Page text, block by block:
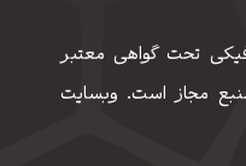
تحت گواهی معتبر
منبع مجاز است. وبسایت